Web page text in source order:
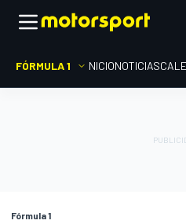
FÓRMULA 1 INICIONOTICIAS
Fórmula 1